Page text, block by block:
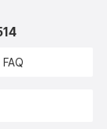
요. 너무 많은 것
라리 커트 보거
상반기에 비해
는 정말 좋았던
삶을 조명한다.
도 가르쳐준다는
. 두번째 탈출에
부를 할 수 있을 것
은 실험왕 시리즈
계를 움직이는 어
등장하는 함라
속으로 독자들을
시뮬레이션 게임
치유할 수 있을
있을 만큼만의
로 건강하게 크
세상엔 많다. 그에
FAQ